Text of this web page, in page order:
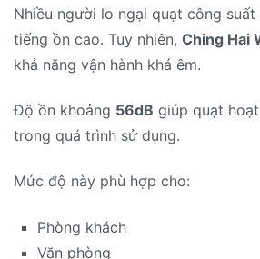
Nhiều người lo ngại quạt công
tiếng ồn cao. Tuy nhiên, Ching Hai
khả năng vận hành khá êm.
Độ ồn khoảng 56dB giúp quạt
trong quá trình sử dụng.
Mức độ này phù hợp cho:
Phòng khách
Văn phòng